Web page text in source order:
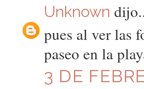
Unknown
pues al ver las
paseo en la
3 DE